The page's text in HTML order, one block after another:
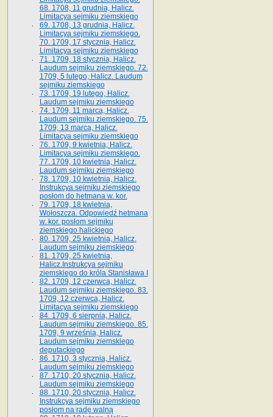
68. 1708, 11 grudnia, Halicz.
Limitacya sejmiku ziemskiego
69. 1708, 13 grudnia, Halicz.
Limitacya sejmiku ziemskiego.
70. 1709, 17 stycznia, Halicz.
Limitacya sejmiku ziemskiego
71. 1709, 18 stycznia, Halicz.
Laudum sejmiku ziemskiego. 72.
1709, 5 lutego, Halicz. Laudum
sejmiku ziemskiego
73. 1709, 19 lutego, Halicz.
Laudum sejmiku ziemskiego
74. 1709, 11 marca, Halicz.
Laudum sejmiku ziemskiego. 75.
1709, 13 marca, Halicz.
Limitacya sejmiku ziemskiego
76. 1709, 9 kwietnia, Halicz.
Limitacya sejmiku ziemskiego.
77. 1709, 10 kwietnia, Halicz.
Laudum sejmiku ziemskiego
78. 1709, 10 kwietnia, Halicz.
Instrukcya sejmiku ziemskiego
posłom do hetmana w. kor.
79. 1709, 18 kwietnia,
Wołoszcza. Odpowiedź hetmana
w. kor. posłom sejmiku
ziemskiego halickiego
80. 1709, 25 kwietnia, Halicz.
Laudum sejmiku ziemskiego
81. 1709, 25 kwietnia,
Halicz.Instrukcya sejmiku
ziemskiego do króla Stanisława I
82. 1709, 12 czerwca, Halicz.
Laudum sejmiku ziemskiego. 83.
1709, 12 czerwca, Halicz.
Limitacya sejmiku ziemskiego
84. 1709, 6 sierpnia, Halicz.
Laudum sejmiku ziemskiego. 85.
1709, 9 września, Halicz.
Laudum sejmiku ziemskiego
deputackiego
86. 1710, 3 stycznia, Halicz.
Laudum sejmiku ziemskiego
87. 1710, 20 stycznia, Halicz.
Laudum sejmiku ziemskiego
88. 1710, 20 stycznia, Halicz.
Instrukcya sejmiku ziemskiego
posłom na radę walną